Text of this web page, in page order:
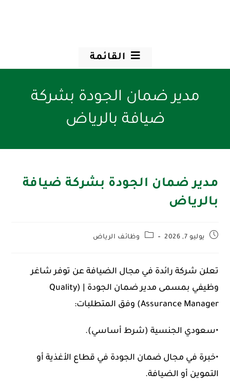
القائمة
مدير ضمان الجودة بشركة
ضيافة بالرياض
مدير ضمان الجودة بشركة ضيافة
بالرياض
يوليو 7, 2026 وظائف الرياض
تعلن شركة رائدة في مجال الضيافة عن توفر شاغر
وظيفي بمسمى مدير ضمان الجودة | (Quality
Assurance Manager) وفق المتطلبات:
•سعودي الجنسية (شرط أساسي).
•خبرة في مجال ضمان الجودة في قطاع الأغذية أو
التموين أو الضيافة.